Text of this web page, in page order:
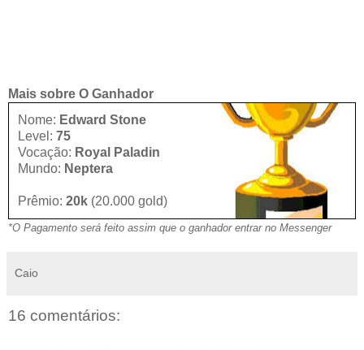
Mais sobre O Ganhador
Nome: Edward Stone
Level: 75
Vocação: Royal Paladin
Mundo: Neptera
Prêmio: 20k (20.000 gold)
*O Pagamento será feito assim que o ganhador entrar no Messenger
Caio
16 comentários: